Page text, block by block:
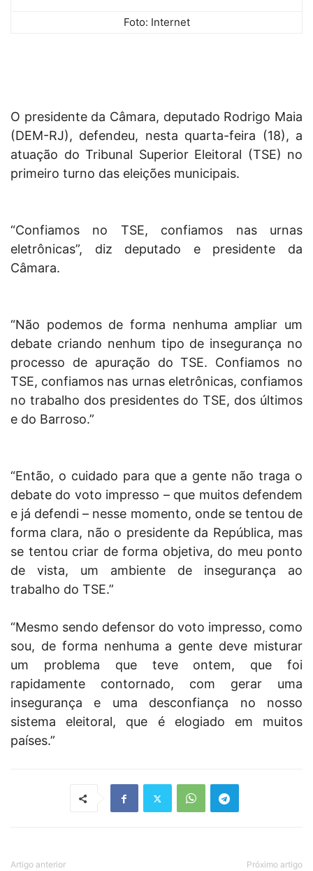
Foto: Internet
O presidente da Câmara, deputado Rodrigo Maia
(DEM-RJ), defendeu, nesta quarta-feira (18), a
atuação do Tribunal Superior Eleitoral (TSE) no
primeiro turno das eleições municipais.
“Confiamos no TSE, confiamos nas urnas
eletrônicas”, diz deputado e presidente da
Câmara.
“Não podemos de forma nenhuma ampliar um
debate criando nenhum tipo de insegurança no
processo de apuração do TSE. Confiamos no
TSE, confiamos nas urnas eletrônicas, confiamos
no trabalho dos presidentes do TSE, dos últimos
e do Barroso.”
“Então, o cuidado para que a gente não traga o
debate do voto impresso – que muitos defendem
e já defendi – nesse momento, onde se tentou de
forma clara, não o presidente da República, mas
se tentou criar de forma objetiva, do meu ponto
de vista, um ambiente de insegurança ao
trabalho do TSE.”
“Mesmo sendo defensor do voto impresso, como
sou, de forma nenhuma a gente deve misturar
um problema que teve ontem, que foi
rapidamente contornado, com gerar uma
insegurança e uma desconfiança no nosso
sistema eleitoral, que é elogiado em muitos
países.”
Artigo anterior Próximo artigo